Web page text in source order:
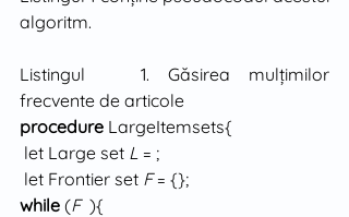
algoritm.
Listingul   1. Găsirea mulţimilor
frecvente de articole
procedure LargeItemsets{
let Large set L = ;
let Frontier set F = {};
while (F
  ){